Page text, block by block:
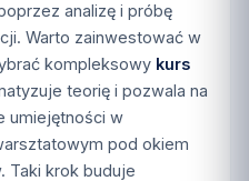
analizę i próbę
Warto zainwestować w
kompleksowy kurs
teorię i pozwala na
umiejętności w
pod okiem
Taki krok buduje